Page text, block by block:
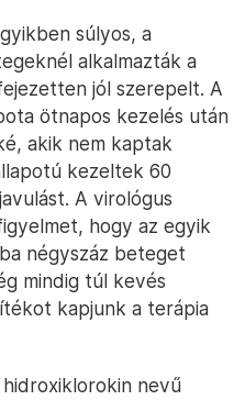
súlyos, a
alkalmazták a
jól szerepelt. A
ötnapos kezelés után
akik nem kaptak
kezeltek 60
A virológus
hogy az egyik
négyszáz beteget
mindig túl kevés
kapjunk a terápia
nevű